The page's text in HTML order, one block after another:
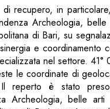
recupero, in
Archeologia,
di Bari, su
e coordinamento
nel settore. 41°
le coordinate di
Il reperto è stato
Archeologia, belle